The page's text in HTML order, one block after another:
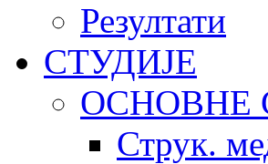
Резултати
СТУДИЈЕ
ОСНОВНЕ
Струк.